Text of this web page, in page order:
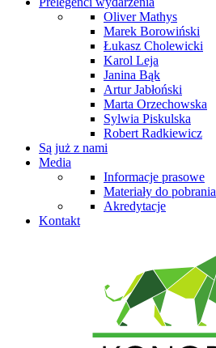
Oliver Mathys
Marek Borowiński
Łukasz Cholewicki
Karol Leja
Janina Bąk
Artur Jabłoński
Marta Orzechowska
Sylwia Piskulska
Robert Radkiewicz
Są już z nami
Media
Informacje prasowe
Materiały do pobrania
Akredytacje
Kontakt